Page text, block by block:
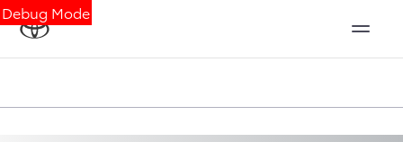
Debug Mode